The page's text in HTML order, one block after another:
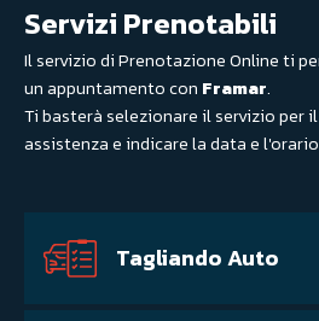
Servizi Prenotabili
Il servizio di Prenotazione Online ti
un appuntamento con Framar.
Ti basterà selezionare il servizio per
assistenza e indicare la data e
Tagliando Auto